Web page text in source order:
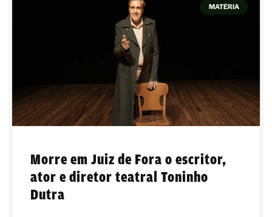
MATÉRIA
Morre em Juiz de Fora o escritor,
ator e diretor teatral Toninho
Dutra